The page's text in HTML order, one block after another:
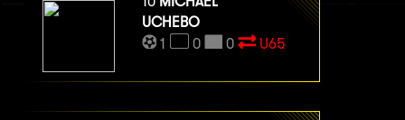
UCHEBO
1
0 0 U65